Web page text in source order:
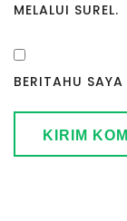
MELALUI SUREL.
BERITAHU